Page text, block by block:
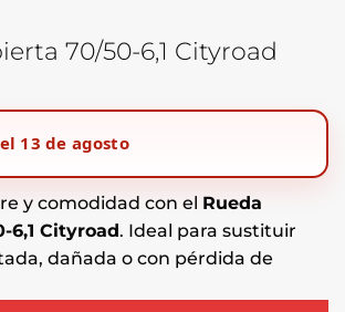
70/50-6,1 Cityroad
13 de agosto
y comodidad con el Rueda
6,1 Cityroad. Ideal para sustituir
dañada o con pérdida de